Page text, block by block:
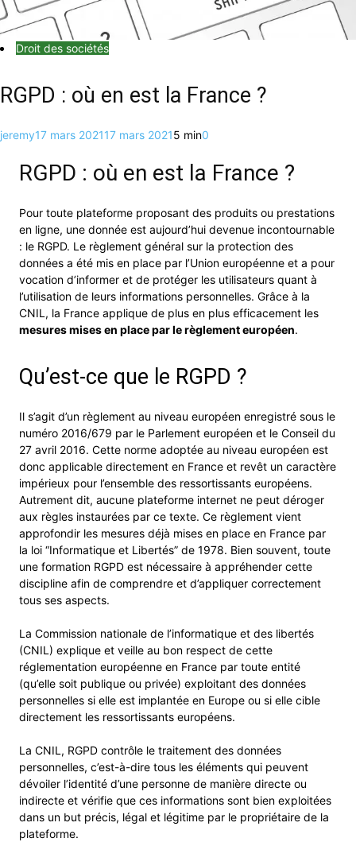
Droit des sociétés
RGPD : où en est la France ?
jeremy17 mars 202117 mars 20215 min0
RGPD : où en est la France ?
Pour toute plateforme proposant des produits ou prestations
en ligne, une donnée est aujourd’hui devenue incontournable
: le RGPD. Le règlement général sur la protection des
données a été mis en place par l’Union européenne et a pour
vocation d’informer et de protéger les utilisateurs quant à
l’utilisation de leurs informations personnelles. Grâce à la
CNIL, la France applique de plus en plus efficacement les
mesures mises en place par le règlement européen.
Qu’est-ce que le RGPD ?
Il s’agit d’un règlement au niveau européen enregistré sous le
numéro 2016/679 par le Parlement européen et le Conseil du
27 avril 2016. Cette norme adoptée au niveau européen est
donc applicable directement en France et revêt un caractère
impérieux pour l’ensemble des ressortissants européens.
Autrement dit, aucune plateforme internet ne peut déroger
aux règles instaurées par ce texte. Ce règlement vient
approfondir les mesures déjà mises en place en France par
la loi “Informatique et Libertés” de 1978. Bien souvent, toute
une formation RGPD est nécessaire à appréhender cette
discipline afin de comprendre et d’appliquer correctement
tous ses aspects.
La Commission nationale de l’informatique et des libertés
(CNIL) explique et veille au bon respect de cette
réglementation européenne en France par toute entité
(qu’elle soit publique ou privée) exploitant des données
personnelles si elle est implantée en Europe ou si elle cible
directement les ressortissants européens.
La CNIL, RGPD contrôle le traitement des données
personnelles, c’est-à-dire tous les éléments qui peuvent
dévoiler l’identité d’une personne de manière directe ou
indirecte et vérifie que ces informations sont bien exploitées
dans un but précis, légal et légitime par le propriétaire de la
plateforme.